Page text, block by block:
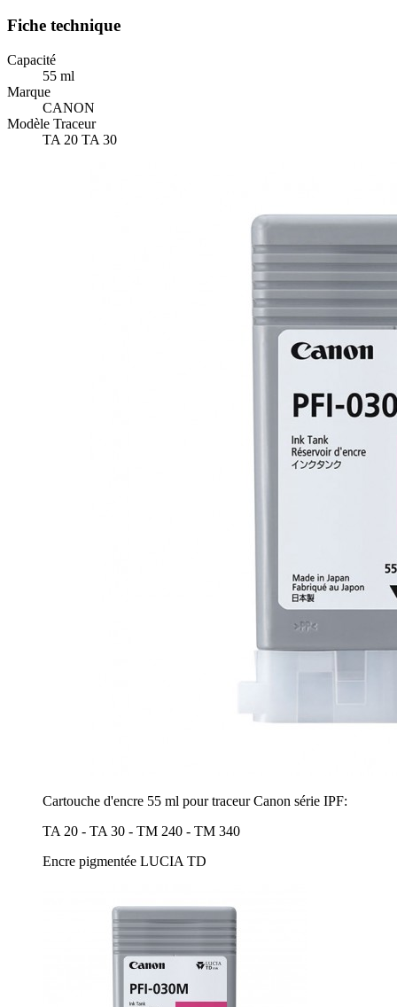
Fiche technique
Capacité
55 ml
Marque
CANON
Modèle Traceur
TA 20 TA 30
Cartouche d'encre 55 ml pour traceur Canon série IPF:
TA 20 - TA 30 - TM 240 - TM 340
Encre pigmentée LUCIA TD